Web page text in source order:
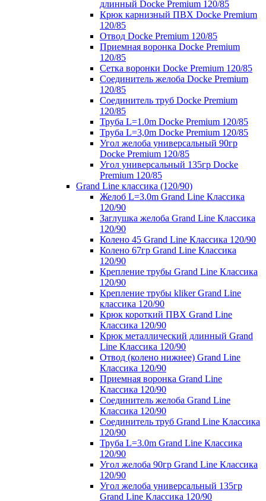
длинный Docke Premium 120/85
Крюк карнизный ПВХ Docke Premium
120/85
Отвод Docke Premium 120/85
Приемная воронка Docke Premium
120/85
Сетка воронки Docke Premium 120/85
Соединитель желоба Docke Premium
120/85
Соединитель труб Docke Premium
120/85
Труба L=1.0m Docke Premium 120/85
Труба L=3,0m Docke Premium 120/85
Угол желоба универсальный 90гр
Docke Premium 120/85
Угол универсальный 135гр Docke
Premium 120/85
Grand Line классика (120/90)
Желоб L=3.0m Grand Line Классика
120/90
Заглушка желоба Grand Line Классика
120/90
Колено 45 Grand Line Классика 120/90
Колено 67гр Grand Line Классика
120/90
Крепление трубы Grand Line Классика
120/90
Крепление трубы kliker Grand Line
классика 120/90
Крюк короткий ПВХ Grand Line
Классика 120/90
Крюк металлический длинный Grand
Line Классика 120/90
Отвод (колено нижнее) Grand Line
Классика 120/90
Приемная воронка Grand Line
Классика 120/90
Соединитель желоба Grand Line
Классика 120/90
Соединитель труб Grand Line Классика
120/90
Труба L=3.0m Grand Line Классика
120/90
Угол желоба 90гр Grand Line Классика
120/90
Угол желоба универсальный 135гр
Grand Line Классика 120/90